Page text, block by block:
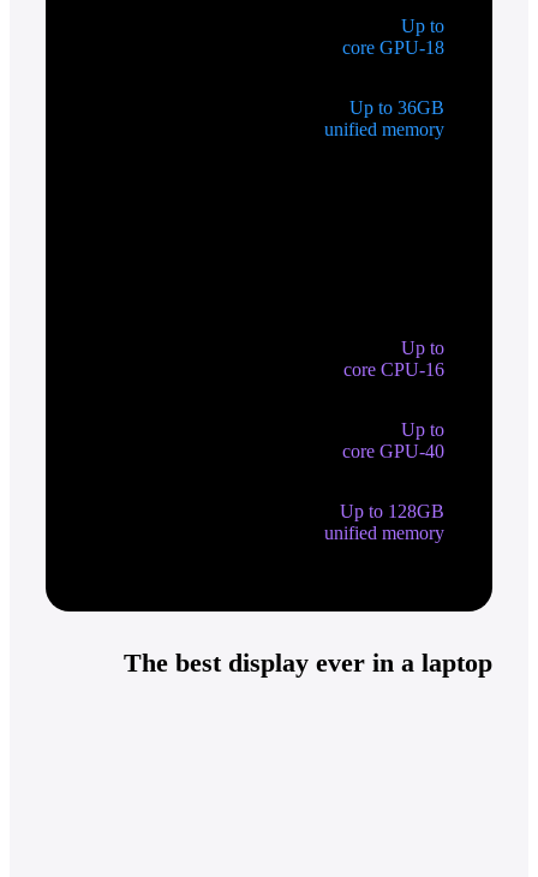
Up to
18-core GPU
Up to 36GB
unified memory
Up to
16-core CPU
Up to
40-core GPU
Up to 128GB
unified memory
The best display ever in a laptop